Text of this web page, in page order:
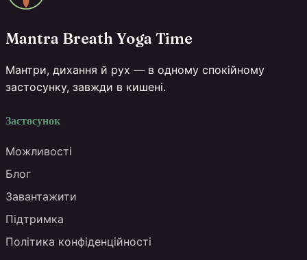
Mantra Breath Yoga Time
Мантри, дихання й рух — в одному спокійному
застосунку, завжди в кишені.
Застосунок
Можливості
Блог
Завантажити
Підтримка
Політика конфіденційності